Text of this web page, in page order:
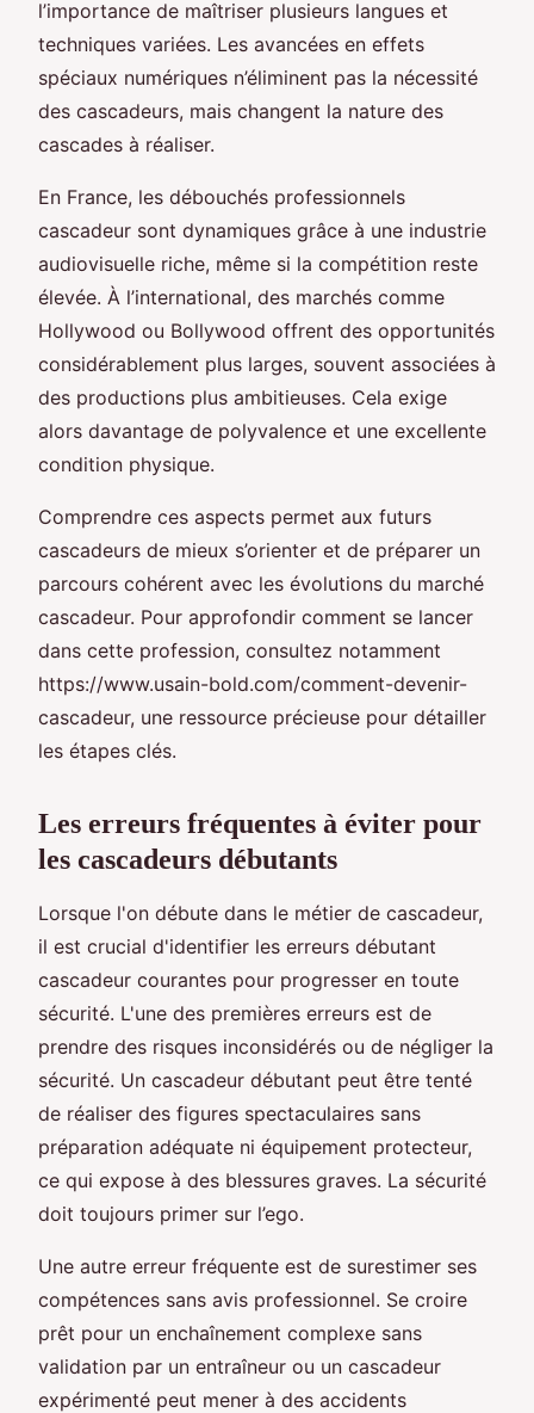
l’importance de maîtriser plusieurs langues et
techniques variées. Les avancées en effets
spéciaux numériques n’éliminent pas la nécessité
des cascadeurs, mais changent la nature des
cascades à réaliser.
En France, les débouchés professionnels
cascadeur sont dynamiques grâce à une industrie
audiovisuelle riche, même si la compétition reste
élevée. À l’international, des marchés comme
Hollywood ou Bollywood offrent des opportunités
considérablement plus larges, souvent associées à
des productions plus ambitieuses. Cela exige
alors davantage de polyvalence et une excellente
condition physique.
Comprendre ces aspects permet aux futurs
cascadeurs de mieux s’orienter et de préparer un
parcours cohérent avec les évolutions du marché
cascadeur. Pour approfondir comment se lancer
dans cette profession, consultez notamment
https://www.usain-bold.com/comment-devenir-
cascadeur, une ressource précieuse pour détailler
les étapes clés.
Les erreurs fréquentes à éviter pour
les cascadeurs débutants
Lorsque l'on débute dans le métier de cascadeur,
il est crucial d'identifier les erreurs débutant
cascadeur courantes pour progresser en toute
sécurité. L'une des premières erreurs est de
prendre des risques inconsidérés ou de négliger la
sécurité. Un cascadeur débutant peut être tenté
de réaliser des figures spectaculaires sans
préparation adéquate ni équipement protecteur,
ce qui expose à des blessures graves. La sécurité
doit toujours primer sur l’ego.
Une autre erreur fréquente est de surestimer ses
compétences sans avis professionnel. Se croire
prêt pour un enchaînement complexe sans
validation par un entraîneur ou un cascadeur
expérimenté peut mener à des accidents